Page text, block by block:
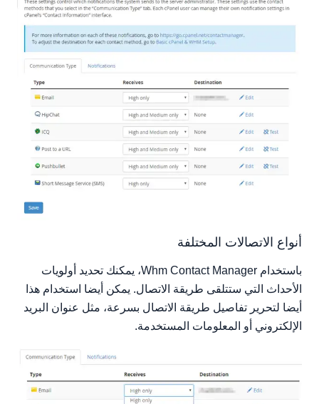
أنواع الاتصالات المختلفة
باستخدام Whm Contact Manager، يمكنك تحديد أولويات
الأحداث التي ستتلقى طريقة الاتصال. يمكن أيضا استخدام هذا
أيضا لتحرير تفاصيل طريقة الاتصال بسرعة، مثل عنوان البريد
الإلكتروني أو المعلومات المستخدمة.